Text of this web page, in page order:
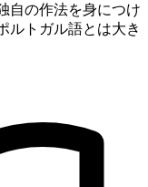
自の作法を身につけ
ルトガル語とは大き